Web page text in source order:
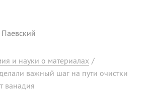
и науки о материалах /
важный шаг на пути очистки
ванадия